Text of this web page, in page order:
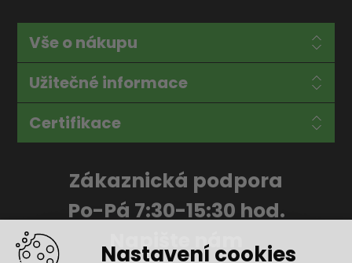
Nastavení cookies
Vše o nákupu
Užitečné informace
Certifikace
Zákaznická podpora
Po-Pá 7:30-15:30 hod.
Napište nám